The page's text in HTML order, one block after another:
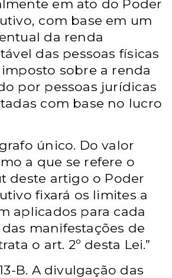
em ato do Poder
com base em um
da renda
das pessoas físicas
sobre a renda
por pessoas jurídicas
com base no lucro
único. Do valor
a que se refere o
deste artigo o Poder
fixará os limites a
aplicados para cada
manifestações de
o art. 2º desta Lei.”
B. A divulgação das